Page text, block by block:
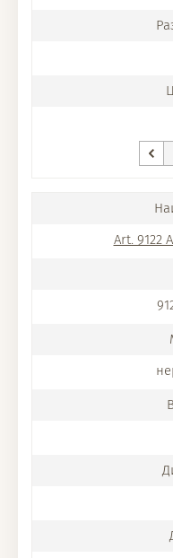
Art. 9122